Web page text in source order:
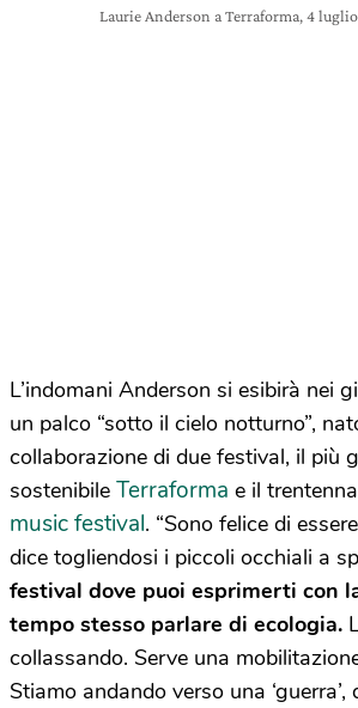
Laurie Anderson a Terraforma, 4
L’indomani Anderson si esibirà nei
un palco “sotto il cielo notturno”,
collaborazione di due festival, il più
sostenibile Terraforma e il
music festival. “Sono felice di
dice togliendosi i piccoli occhiali a
festival dove puoi esprimerti con
tempo stesso parlare di ecologia.
collassando. Serve una
Stiamo andando verso una ‘guerra’,